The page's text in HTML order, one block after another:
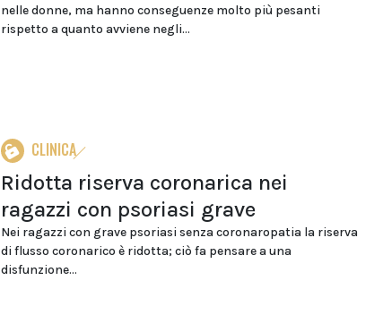
nelle donne, ma hanno conseguenze molto più pesanti
rispetto a quanto avviene negli...
CLINICA
Ridotta riserva coronarica nei
ragazzi con psoriasi grave
Nei ragazzi con grave psoriasi senza coronaropatia la riserva
di flusso coronarico è ridotta; ciò fa pensare a una
disfunzione...